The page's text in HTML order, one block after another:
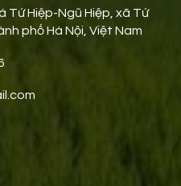
Tứ Hiệp-Ngũ Hiệp, xã Tứ
phố Hà Nội, Việt Nam